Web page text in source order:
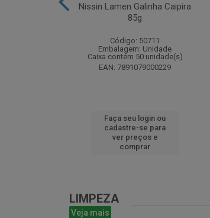
Nissin Lamen Galinha Caipira
85g
Código: 50711
Embalagem: Unidade
Caixa contém 50 unidade(s)
EAN: 7891079000229
Faça seu login ou
cadastre-se para
ver preços e
comprar
LIMPEZA
Veja mais